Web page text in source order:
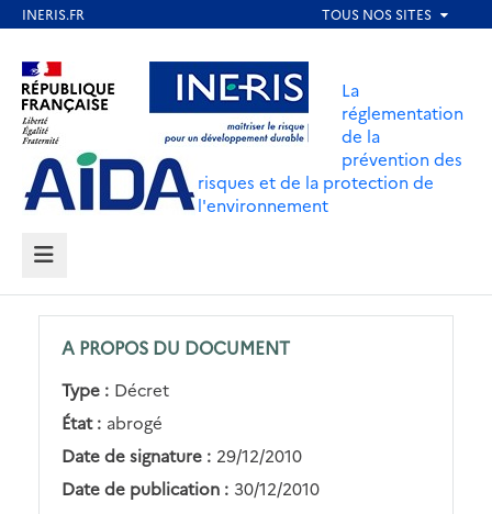
contenu
principal
Aller au contenu Aller au menu
Aller au pied de page
La
réglementation
de la
prévention des
risques et de la protection de
l'environnement
MENU
A PROPOS DU DOCUMENT
Type : Décret
État : abrogé
Date de signature : 29/12/2010
Date de publication : 30/12/2010